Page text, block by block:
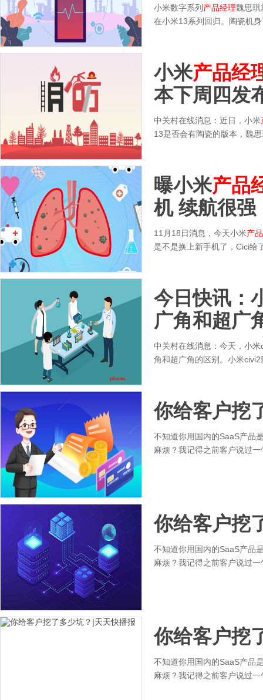
小米数字系列 产品经理魏思琪
在小米13系列回归。陶瓷机
小米产品经
本下周四发
中关村在线消息：近日，小米
13是否会有陶瓷的版本，魏
曝小米产品
机 续航很强
11月18日消息，今天小米产
是不是换上新手机了，Cici给
今日快讯：
广角和超广
中关村在线消息：今天，小米
角和超广角的区别。小米
你给客户挖
不知道你用国内的SaaS产品
麻烦？我记得之前客户说过
你给客户挖
不知道你用国内的SaaS产品
麻烦？我记得之前客户说过
你给客户挖
不知道你用国内的SaaS产品
麻烦？我记得之前客户说过